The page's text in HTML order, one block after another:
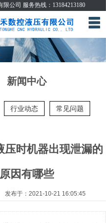
公司 服务热线：13184213180
行业动态 常见问题
新闻中心
压时机器出现泄漏的
原因有哪些
发布于：2021-10-21 16:05:45